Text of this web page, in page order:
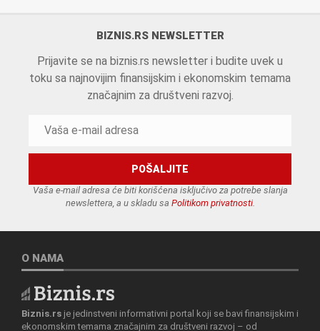
BIZNIS.RS NEWSLETTER
Prijavite se na biznis.rs newsletter i budite uvek u
toku sa najnovijim finansijskim i ekonomskim temama
značajnim za društveni razvoj.
Vaša e-mail adresa će biti korišćena isključivo za potrebe slanja
newslettera, a u skladu sa Politikom privatnosti.
O NAMA
Biznis.rs je jedinstveni informativni portal koji se bavi finansijskim i
ekonomskim temama značajnim za društveni razvoj – od